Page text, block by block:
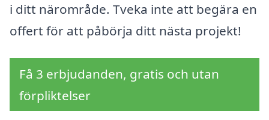
i ditt närområde. Tveka inte att begära en
offert för att påbörja ditt nästa projekt!
Få 3 erbjudanden, gratis och utan
förpliktelser